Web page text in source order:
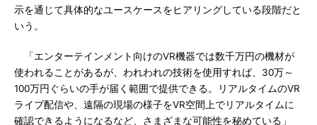
示を通じて具体的なユースケースをヒアリングしている段階だと
いう。
「エンターテインメント向けのVR機器では数千万円の機材が
使われることがあるが、われわれの技術を使用すれば、30万～
100万円ぐらいの手が届く範囲で提供できる。リアルタイムのVR
ライブ配信や、遠隔の現場の様子をVR空間上でリアルタイムに
確認できるようになるなど、さまざまな可能性を秘めている」